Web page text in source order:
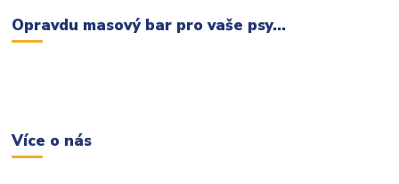
Opravdu masový bar pro vaše psy...
Více o nás